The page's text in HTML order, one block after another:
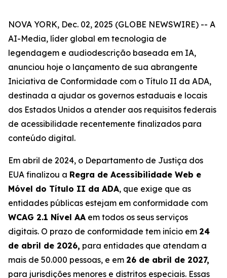
NOVA YORK, Dec. 02, 2025 (GLOBE NEWSWIRE) -- A
AI-Media, líder global em tecnologia de
legendagem e audiodescrição baseada em IA,
anunciou hoje o lançamento de sua abrangente
Iniciativa de Conformidade com o Título II da ADA,
destinada a ajudar os governos estaduais e locais
dos Estados Unidos a atender aos requisitos federais
de acessibilidade recentemente finalizados para
conteúdo digital.
Em abril de 2024, o Departamento de Justiça dos
EUA finalizou a Regra de Acessibilidade Web e
Móvel do Título II da ADA, que exige que as
entidades públicas estejam em conformidade com
WCAG 2.1 Nível AA em todos os seus serviços
digitais. O prazo de conformidade tem início em 24
de abril de 2026, para entidades que atendam a
mais de 50.000 pessoas, e em 26 de abril de 2027,
para jurisdições menores e distritos especiais. Essas